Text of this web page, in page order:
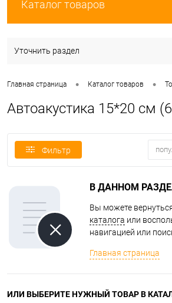
Каталог товаров
Уточнить раздел
Главная страница • Каталог товаров •
Автоакустика 15*20 см
Фильтр
В ДАННОМ
Вы можете
каталога или
навигацией или
Главная страница
ИЛИ ВЫБЕРИТЕ НУЖНЫЙ ТОВАР В